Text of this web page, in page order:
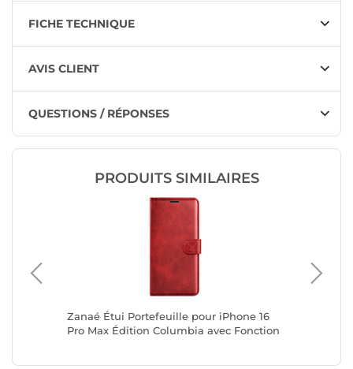
FICHE TECHNIQUE
AVIS CLIENT
QUESTIONS / RÉPONSES
PRODUITS SIMILAIRES
Zanaé Étui Portefeuille pour iPhone 16
Pro Max Édition Columbia avec Fonction